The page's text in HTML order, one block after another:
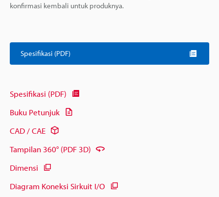
konfirmasi kembali untuk produknya.
Spesifikasi (PDF)
Spesifikasi (PDF)
Buku Petunjuk
CAD / CAE
Tampilan 360° (PDF 3D)
Dimensi
Diagram Koneksi Sirkuit I/O